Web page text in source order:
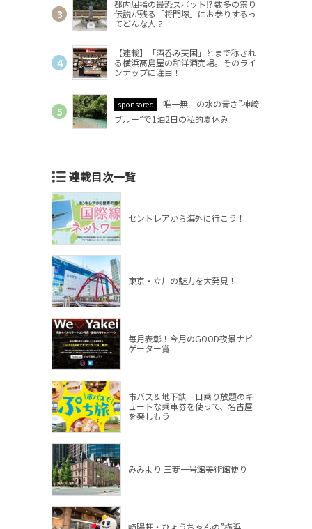
都内屈指の最恐スポット⁉ 数多の祟り
伝説が残る「将門塚」にお参りするっ
てどんな人？
【連載】「酒呑み天国」とまで称され
る横浜髙島屋の和洋酒売場。そのライ
ンナップに注目！
sponsored
唯一無二の水の青さ”神崎
ブルー”で1泊2日の私的夏休み
連載目次一覧
セントレアから海外に行こう！
東京・立川の魅力を大発見！
毎月表彰！今月のGOOD夜景ナビ
ゲーター賞
市バス＆地下鉄一日乗り放題のキ
ュートな乗車券を使って、名古屋
を楽しもう
みみより 三菱一号館美術館便り